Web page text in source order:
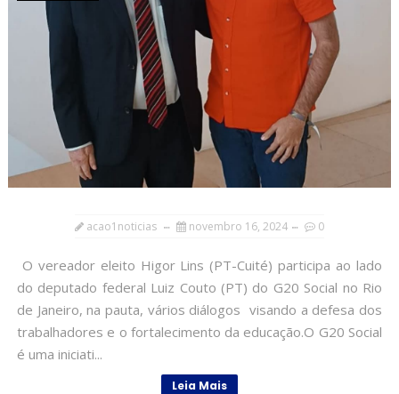
acao1noticias novembro 16, 2024 0
O vereador eleito Higor Lins (PT-Cuité) participa ao lado
do deputado federal Luiz Couto (PT) do G20 Social no Rio
de Janeiro, na pauta, vários diálogos visando a defesa dos
trabalhadores e o fortalecimento da educação.O G20 Social
é uma iniciati...
Leia Mais